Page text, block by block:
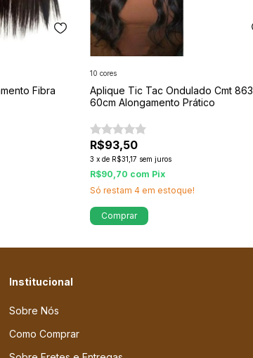
Fibra
Aplique Tic Tac Ondulado Cmt 863
60cm Alongamento Prático
R$93,50
3 x de R$31,17 sem juros
R$90,70 com Pix
Só restam 4 em estoque!
10 cores
Comprar
Institucional
Sobre Nós
Como Comprar